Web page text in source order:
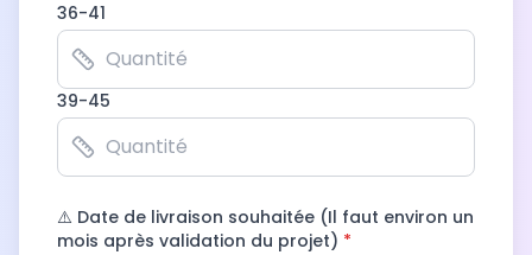
36-41
39-45
⚠️ Date de livraison souhaitée (Il faut environ un
mois après validation du projet) *